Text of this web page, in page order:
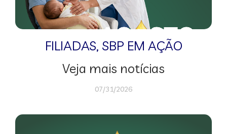
FILIADAS, SBP EM AÇÃO
Veja mais notícias
07/31/2026